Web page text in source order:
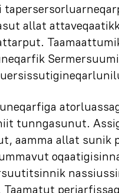
allat
tunngasunut.
aamma allat sunik